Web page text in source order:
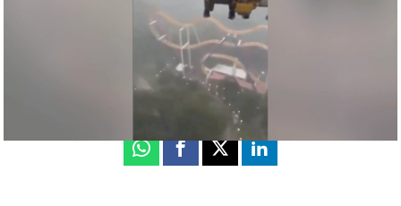
Luis Alcantud
Publicado:23 de agosto de 2024, 08:55
Whatsapp
Facebook
X Linkedin